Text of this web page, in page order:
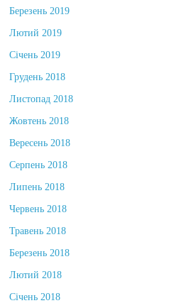
Березень 2019
Лютий 2019
Січень 2019
Грудень 2018
Листопад 2018
Жовтень 2018
Вересень 2018
Серпень 2018
Липень 2018
Червень 2018
Травень 2018
Березень 2018
Лютий 2018
Січень 2018